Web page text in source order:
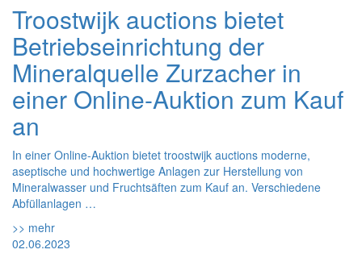
Troostwijk auctions bietet
Betriebseinrichtung der
Mineralquelle Zurzacher in
einer Online-Auktion zum Kauf
an
In einer Online-Auktion bietet troostwijk auctions moderne,
aseptische und hochwertige Anlagen zur Herstellung von
Mineralwasser und Fruchtsäften zum Kauf an. Verschiedene
Abfüllanlagen …
>> mehr
02.06.2023